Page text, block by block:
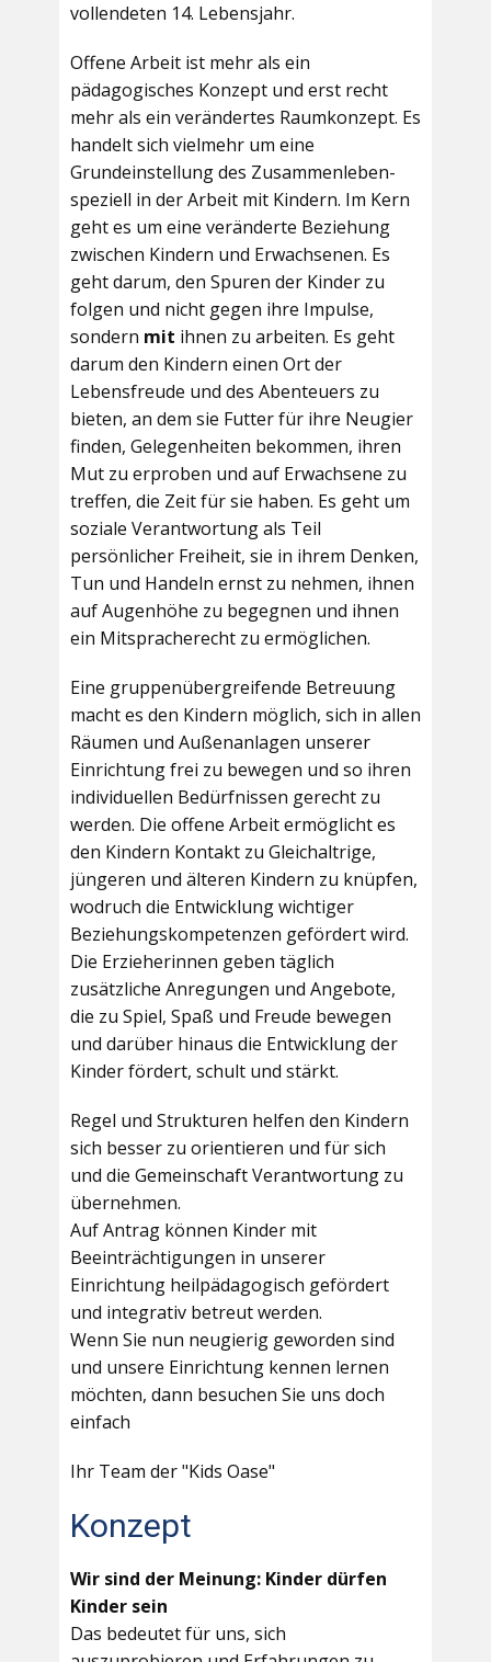
vollendeten 14. Lebensjahr.
Offene Arbeit ist mehr als ein
pädagogisches Konzept und erst recht
mehr als ein verändertes Raumkonzept. Es
handelt sich vielmehr um eine
Grundeinstellung des Zusammenleben-
speziell in der Arbeit mit Kindern. Im Kern
geht es um eine veränderte Beziehung
zwischen Kindern und Erwachsenen. Es
geht darum, den Spuren der Kinder zu
folgen und nicht gegen ihre Impulse,
sondern mit ihnen zu arbeiten. Es geht
darum den Kindern einen Ort der
Lebensfreude und des Abenteuers zu
bieten, an dem sie Futter für ihre Neugier
finden, Gelegenheiten bekommen, ihren
Mut zu erproben und auf Erwachsene zu
treffen, die Zeit für sie haben. Es geht um
soziale Verantwortung als Teil
persönlicher Freiheit, sie in ihrem Denken,
Tun und Handeln ernst zu nehmen, ihnen
auf Augenhöhe zu begegnen und ihnen
ein Mitspracherecht zu ermöglichen.
Eine gruppenübergreifende Betreuung
macht es den Kindern möglich, sich in allen
Räumen und Außenanlagen unserer
Einrichtung frei zu bewegen und so ihren
individuellen Bedürfnissen gerecht zu
werden. Die offene Arbeit ermöglicht es
den Kindern Kontakt zu Gleichaltrige,
jüngeren und älteren Kindern zu knüpfen,
wodruch die Entwicklung wichtiger
Beziehungskompetenzen gefördert wird.
Die Erzieherinnen geben täglich
zusätzliche Anregungen und Angebote,
die zu Spiel, Spaß und Freude bewegen
und darüber hinaus die Entwicklung der
Kinder fördert, schult und stärkt.
Regel und Strukturen helfen den Kindern
sich besser zu orientieren und für sich
und die Gemeinschaft Verantwortung zu
übernehmen.
Auf Antrag können Kinder mit
Beeinträchtigungen in unserer
Einrichtung heilpädagogisch gefördert
und integrativ betreut werden.
Wenn Sie nun neugierig geworden sind
und unsere Einrichtung kennen lernen
möchten, dann besuchen Sie uns doch
einfach
Ihr Team der "Kids Oase"
Konzept
Wir sind der Meinung: Kinder dürfen
Kinder sein
Das bedeutet für uns, sich